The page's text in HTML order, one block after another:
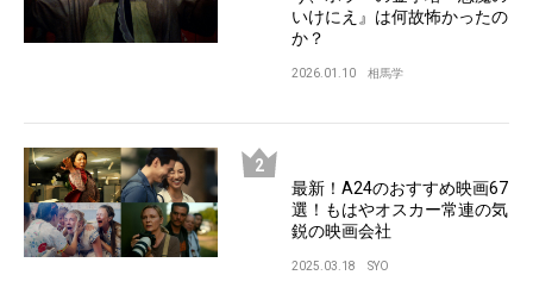
いけにえ』は何故怖かったの
か？
2026.01.10 相馬学
最新！A24のおすすめ映画67
選！もはやオスカー常連の気
鋭の映画会社
2025.03.18 SYO